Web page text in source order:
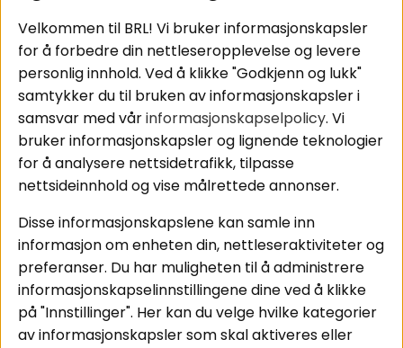
Tilkobling av
bilforsterker
Koblingsguide for
midbasser
Butikker
Våre ambassadører
- Team BRL
Personvernpolicy
Service / Garanti /
Retur
Billyd
Lyd til hjemmet
Pakkeløsninger
Hva passer i bilen
Instagram
Facebook
Youtube
Tiktok
Velkommen til BRL! Vi bruker informasjonskapsler
for å forbedre din nettleseropplevelse og levere
personlig innhold. Ved å klikke "Godkjenn og lukk"
samtykker du til bruken av informasjonskapsler i
samsvar med vårinformasjonskapselpolicy. Vi
bruker informasjonskapsler og lignende teknologier
for å analysere nettsidetrafikk, tilpasse
nettsideinnhold og vise målrettede annonser.
Disse informasjonskapslene kan samle inn
informasjon om enheten din, nettleseraktiviteter og
preferanser. Du har muligheten til å administrere
informasjonskapselinnstillingene dine ved å klikke
på "Innstillinger". Her kan du velge hvilke kategorier
av informasjonskapsler som skal aktiveres eller